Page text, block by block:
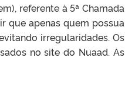
referente à 5ª Chamada
que apenas quem possua
irregularidades. Os
no site do Nuaad. As